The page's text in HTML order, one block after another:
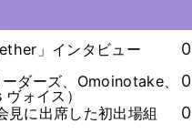
」インタビュー
0
ダーズ、Omoinotake、
ォイス）
0
見に出席した初出場組
0